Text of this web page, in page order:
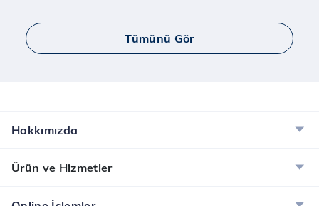
Tümünü Gör
Hakkımızda
Ürün ve Hizmetler